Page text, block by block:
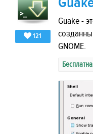
121
Guake -
GNOME.